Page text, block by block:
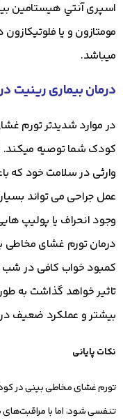
اسپری آنتي هیستامین
مومتازون و یا
ميباشد.
درمان بیماری رینیت
در موارد شدیدتر تورم
کودک شما توصیه ميكند.
وارثی در سلامت خود که
عمل جراحی می تواند
وجود انحراف یا پولیپ
درمان تورم غشای مخاطی
کمبود خواب کافی در شب
تاثیر خواهد گذاشت به
بیشتر و عملکرد ضعیف
نکات پایانی
تورم غشای مخاطی بینی در
تنفسی شود، اما با